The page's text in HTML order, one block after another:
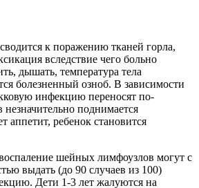
к поражению тканей горла,
вследствие чего больно
дышать, температура тела
болезненный озноб. В зависимости
инфекцию переносят по-
поднимается
аппетит, ребенок становится
шейных лимфоузлов могут с
выдать (до 90 случаев из 100)
Дети 1-3 лет жалуются на